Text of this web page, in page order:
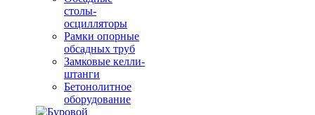
столы-
осцилляторы
Рамки опорные
обсадных труб
Замковые келли-
штанги
Бетонолитное
оборудование